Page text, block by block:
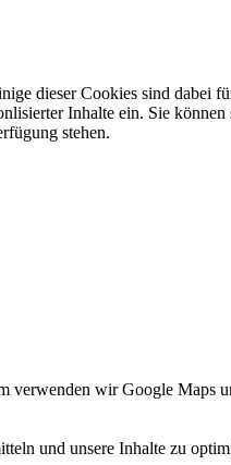
dieser Cookies sind dabei
Inhalte ein. Sie können
stehen.
verwenden wir Google Maps
und unsere Inhalte zu